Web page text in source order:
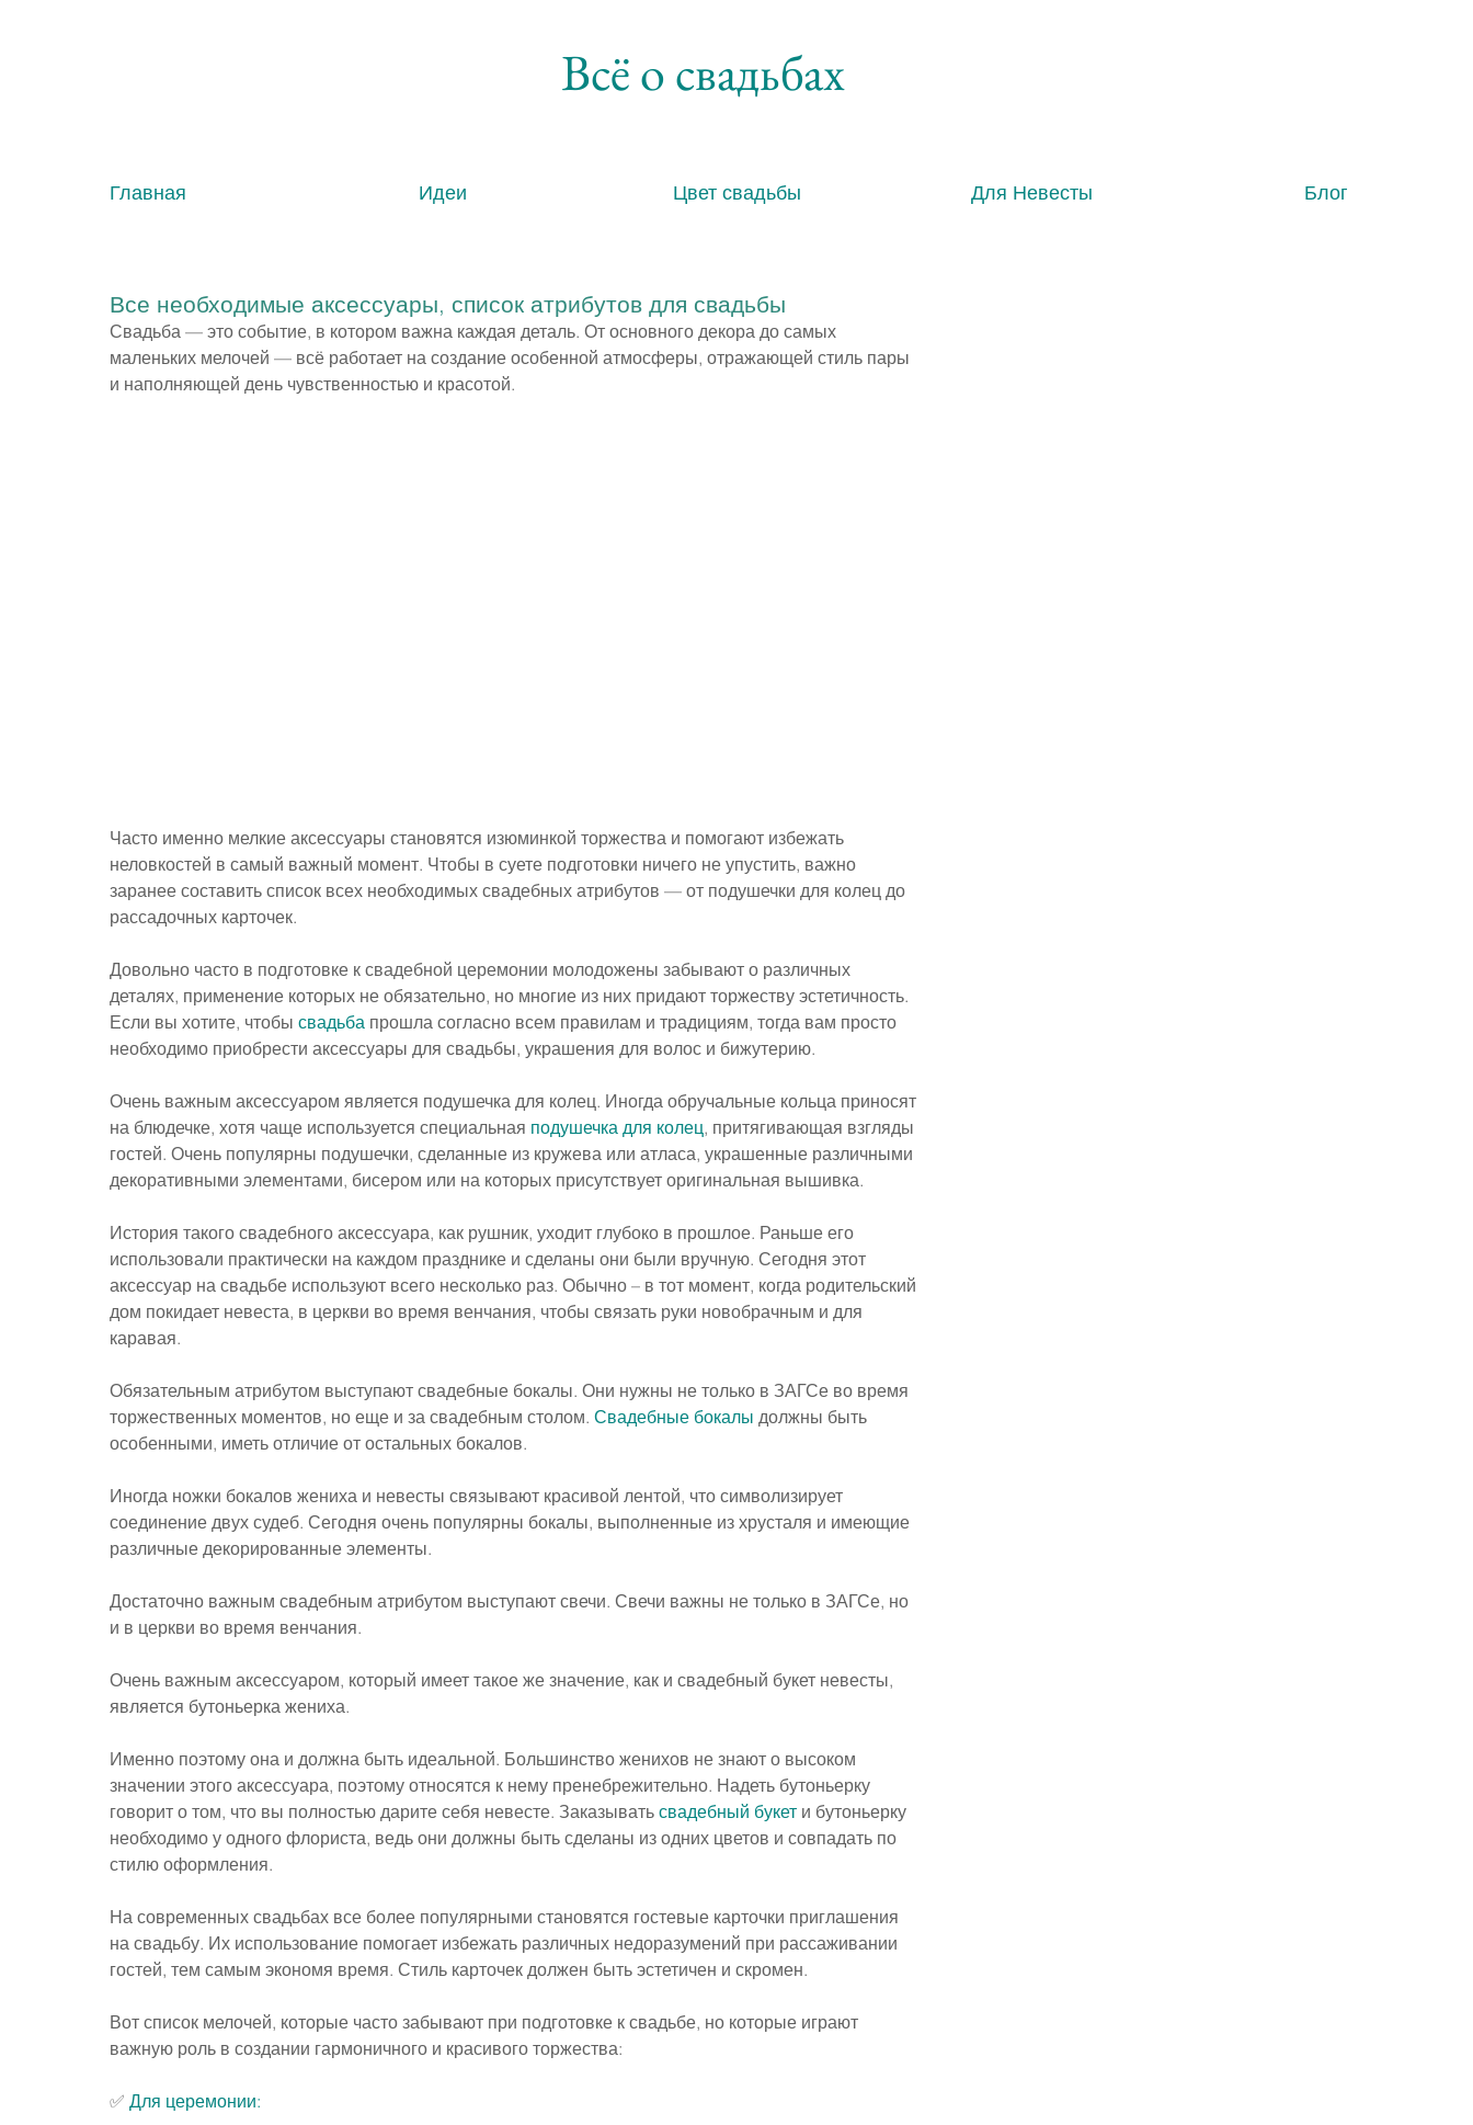
Всё о свадьбах
Главная Идеи Цвет свадьбы Для Невесты Блог
Все необходимые аксессуары, список атрибутов для свадьбы
Свадьба — это событие, в котором важна каждая деталь. От основного декора до самых
маленьких мелочей — всё работает на создание особенной атмосферы, отражающей стиль пары
и наполняющей день чувственностью и красотой.
Часто именно мелкие аксессуары становятся изюминкой торжества и помогают избежать
неловкостей в самый важный момент. Чтобы в суете подготовки ничего не упустить, важно
заранее составить список всех необходимых свадебных атрибутов — от подушечки для колец до
рассадочных карточек.
Довольно часто в подготовке к свадебной церемонии молодожены забывают о различных
деталях, применение которых не обязательно, но многие из них придают торжеству эстетичность.
Если вы хотите, чтобы свадьба прошла согласно всем правилам и традициям, тогда вам просто
необходимо приобрести аксессуары для свадьбы, украшения для волос и бижутерию.
Очень важным аксессуаром является подушечка для колец. Иногда обручальные кольца приносят
на блюдечке, хотя чаще используется специальная подушечка для колец, притягивающая взгляды
гостей. Очень популярны подушечки, сделанные из кружева или атласа, украшенные различными
декоративными элементами, бисером или на которых присутствует оригинальная вышивка.
История такого свадебного аксессуара, как рушник, уходит глубоко в прошлое. Раньше его
использовали практически на каждом празднике и сделаны они были вручную. Сегодня этот
аксессуар на свадьбе используют всего несколько раз. Обычно – в тот момент, когда родительский
дом покидает невеста, в церкви во время венчания, чтобы связать руки новобрачным и для
каравая.
Обязательным атрибутом выступают свадебные бокалы. Они нужны не только в ЗАГСе во время
торжественных моментов, но еще и за свадебным столом. Свадебные бокалы должны быть
особенными, иметь отличие от остальных бокалов.
Иногда ножки бокалов жениха и невесты связывают красивой лентой, что символизирует
соединение двух судеб. Сегодня очень популярны бокалы, выполненные из хрусталя и имеющие
различные декорированные элементы.
Достаточно важным свадебным атрибутом выступают свечи. Свечи важны не только в ЗАГСе, но
и в церкви во время венчания.
Очень важным аксессуаром, который имеет такое же значение, как и свадебный букет невесты,
является бутоньерка жениха.
Именно поэтому она и должна быть идеальной. Большинство женихов не знают о высоком
значении этого аксессуара, поэтому относятся к нему пренебрежительно. Надеть бутоньерку
говорит о том, что вы полностью дарите себя невесте. Заказывать свадебный букет и бутоньерку
необходимо у одного флориста, ведь они должны быть сделаны из одних цветов и совпадать по
стилю оформления.
На современных свадьбах все более популярными становятся гостевые карточки приглашения
на свадьбу. Их использование помогает избежать различных недоразумений при рассаживании
гостей, тем самым экономя время. Стиль карточек должен быть эстетичен и скромен.
Вот список мелочей, которые часто забывают при подготовке к свадьбе, но которые играют
важную роль в создании гармоничного и красивого торжества:
✅ Для церемонии: